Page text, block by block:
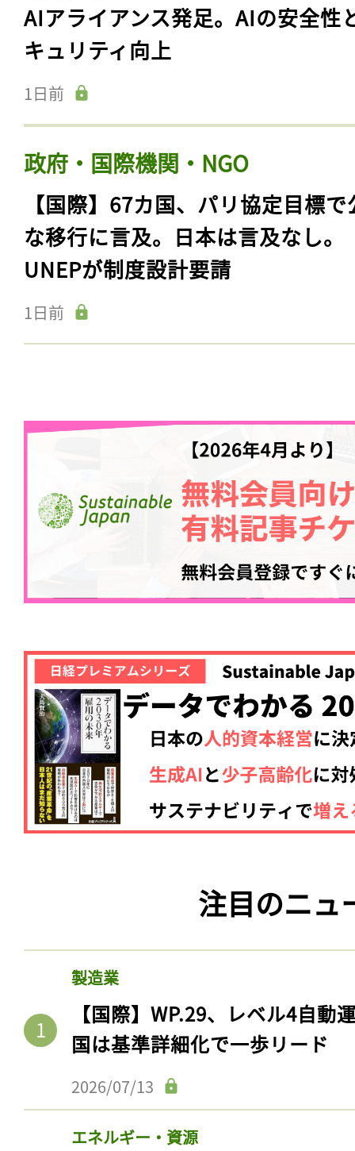
AIアライアンス発足。AIの安全性
キュリティ向上
1日前
政府・国際機関・NGO
【国際】67カ国、パリ協定目標で
な移行に言及。日本は言及なし。
UNEPが制度設計要請
1日前
注目のニュ
製造業
【国際】WP.29、レベル4自動
国は基準詳細化で一歩リード
2026/07/13
エネルギー・資源